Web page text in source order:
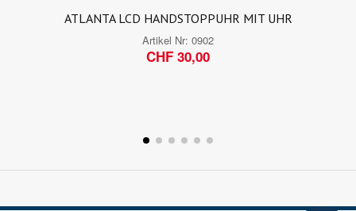
ATLANTA LCD HANDSTOPPUHR MIT UHR
Artikel Nr: 0902
CHF 30,00